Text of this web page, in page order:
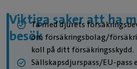
Viktiga saker att ha
besök
Ta med djurets
om försäkringsbolag/
koll på ditt försäkringsskydd.
Sällskapsdjurspass/EU-pass